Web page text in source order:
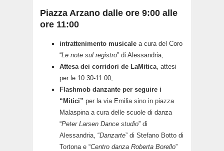
Piazza Arzano dalle ore 9:00 alle
ore 11:00
intrattenimento musicale a cura del Coro
“Le note sul registro” di Alessandria,
Attesa dei corridori de LaMitica , attesi
per le 10:30-11:00,
Flashmob danzante per seguire i
“Mitici” per la via Emilia sino in piazza
Malaspina a cura delle scuole di danza
“Peter Larsen Dance studio” di
Alessandria, “Danzarte” di Stefano Botto di
Tortona e “Centro danza Roberta Borello”